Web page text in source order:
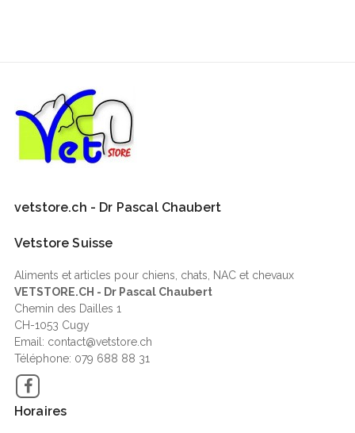
vetstore.ch - Dr Pascal Chaubert
Vetstore Suisse
Aliments et articles pour chiens, chats, NAC et chevaux
VETSTORE.CH - Dr Pascal Chaubert
Chemin des Dailles 1
CH-1053 Cugy
Email: contact@vetstore.ch
Téléphone: 079 688 88 31
Horaires